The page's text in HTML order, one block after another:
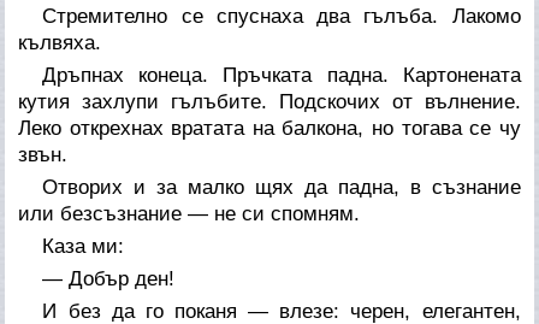
Стремително се спуснаха два гълъба. Лакомо
кълвяха.
Дръпнах конеца. Пръчката падна. Картонената
кутия захлупи гълъбите. Подскочих от вълнение.
Леко открехнах вратата на балкона, но тогава се чу
звън.
Отворих и за малко щях да падна, в съзнание
или безсъзнание — не си спомням.
Каза ми:
— Добър ден!
И без да го поканя — влезе: черен, елегантен,